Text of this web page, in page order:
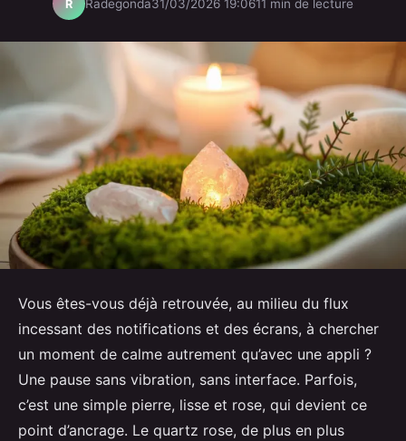
R Radegonda31/03/2026 19:0611 min de lecture
Vous êtes-vous déjà retrouvée, au milieu du flux
incessant des notifications et des écrans, à chercher
un moment de calme autrement qu’avec une appli ?
Une pause sans vibration, sans interface. Parfois,
c’est une simple pierre, lisse et rose, qui devient ce
point d’ancrage. Le quartz rose, de plus en plus